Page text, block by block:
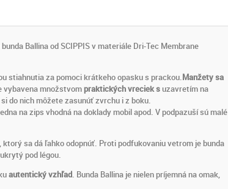
Ballina od SCIPPIS v materiále Dri-Tec Membrane
stiahnutia za pomoci krátkeho opasku s prackou.Manžety sa
vybavena množstvompraktických vreciek suzavretím na
do nich môžete zasunúť zvrchu i z boku.
na zips vhodná na doklady mobil apod. V podpazuší sú malé
sa dá ľahko odopnúť. Proti podfukovaniu vetrom je bunda
pod légou.
autentický vzhľad. Bunda Ballina je nielen príjemná na omak,